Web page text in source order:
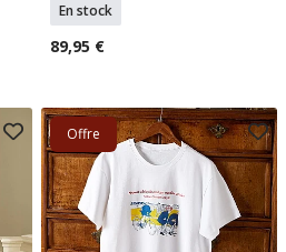
En stock
89,95 €
Offre